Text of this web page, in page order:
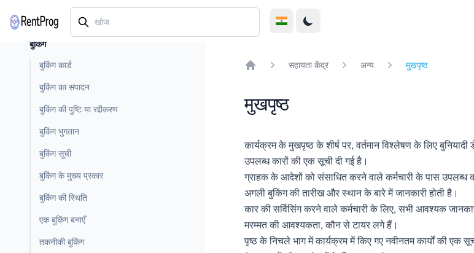
बुकिंग
बुकिंग कार्ड
बुकिंग का संपादन
बुकिंग की पुष्टि या रद्दीकरण
बुकिंग भुगतान
बुकिंग सूची
बुकिंग के मुख्य प्रकार
बुकिंग की स्थिति
एक बुकिंग बनाएँ
तकनीकी बुकिंग
सहायता केंद्र अन्य मुखपृष्ठ
मुखपृष्ठ
कार्यक्रम के मुखपृष्ठ के शीर्ष पर, वर्तमान विश्लेषण के लिए
उपलब्ध कारों की एक सूची दी गई है।
ग्राहक के आदेशों को संसाधित करने वाले कर्मचारी के पास उपलब्ध
अगली बुकिंग की तारीख और स्थान के बारे में जानकारी होती है।
कार की सर्विसिंग करने वाले कर्मचारी के लिए, सभी आवश्यक
मरम्मत की आवश्यकता, कौन से टायर लगे हैं।
पृष्ठ के निचले भाग में कार्यक्रम में किए गए नवीनतम कार्यों की एक